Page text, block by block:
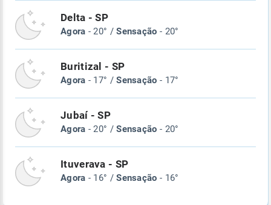
Delta - SP
Agora - 20° /Sensação - 20°
Buritizal - SP
Agora - 17° /Sensação - 17°
Jubaí - SP
Agora - 20° /Sensação - 20°
Ituverava - SP
Agora - 16° /Sensação - 16°